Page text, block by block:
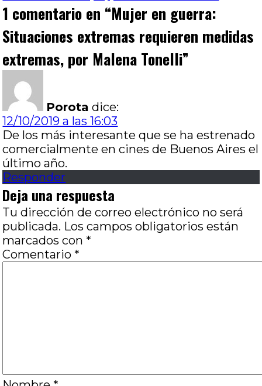
1 comentario en “Mujer en guerra:
Situaciones extremas requieren medidas
extremas, por Malena Tonelli”
Porota dice:
12/10/2019 a las 16:03
De los más interesante que se ha estrenado
comercialmente en cines de Buenos Aires el
último año.
Responder
Deja una respuesta
Tu dirección de correo electrónico no será
publicada. Los campos obligatorios están
marcados con *
Comentario *